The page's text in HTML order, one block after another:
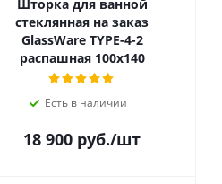
Шторка для ванной
стеклянная на заказ
GlassWare TYPE-4-2
распашная 100х140
Есть в наличии
18 900 руб./шт